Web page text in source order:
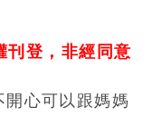
刊登，非經同意
心可以跟媽媽